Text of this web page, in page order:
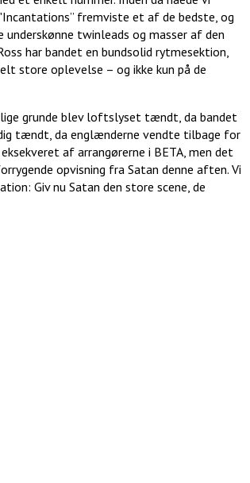
fremviste et af de bedste, og
twinleads og masser af den
har bandet en bundsolid rytmesektion,
store oplevelse – og ikke kun på de
grunde blev loftslyset tændt, da bandet
tændt, da englænderne vendte tilbage for
af arrangørerne i BETA, men det
opvisning fra Satan denne aften. Vi
Giv nu Satan den store scene, de